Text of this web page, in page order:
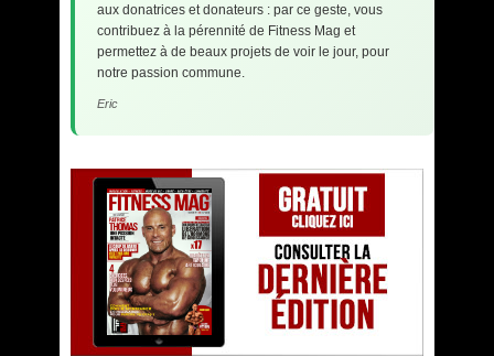
aux donatrices et donateurs : par ce geste, vous
contribuez à la pérennité de Fitness Mag et
permettez à de beaux projets de voir le jour, pour
notre passion commune.
Eric